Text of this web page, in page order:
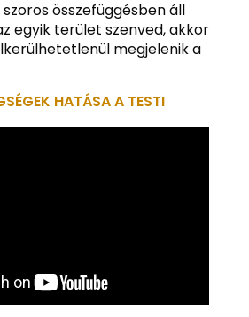
összefüggésben áll
egyik terület szenved, akkor
megjelenik a
HATÁSA A TESTI